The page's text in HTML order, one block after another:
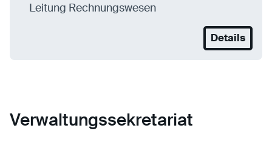
Leitung Rechnungswesen
Details
Verwaltungssekretariat